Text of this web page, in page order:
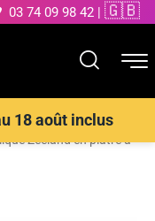
03 74 09 98 42 | 🇬🇧
18 août inclus
LED>Applique
Zeeland en plâtre à